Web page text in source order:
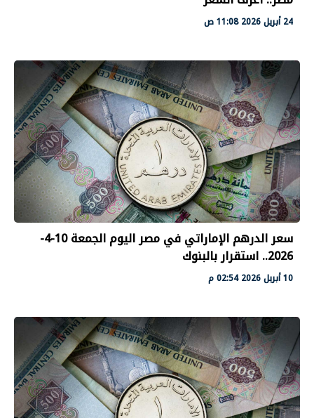
24 أبريل 2026 11:08 ص
سعر الدرهم الإماراتي في مصر اليوم الجمعة 10-4-
2026.. استقرار بالبنوك
10 أبريل 2026 02:54 م